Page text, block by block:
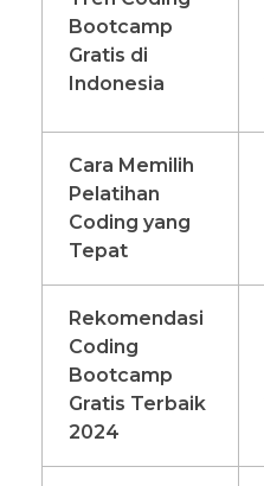
Bootcamp
Gratis di
Indonesia
Cara Memilih
Pelatihan
Coding yang
Tepat
Rekomendasi
Coding
Bootcamp
Gratis Terbaik
2024